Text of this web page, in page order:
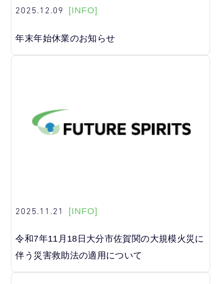
2025.12.09 [INFO]
年末年始休業のお知らせ
2025.11.21 [INFO]
令和7年11月18日大分市佐賀関の大規模火災に
伴う災害救助法の適用について